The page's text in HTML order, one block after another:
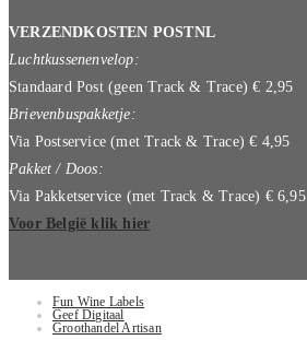
VERZENDKOSTEN POSTNL
Luchtkussenenvelop:
Standaard Post (geen Track & Trace) € 2,95
Brievenbuspakketje:
Via Postservice (met Track & Trace) € 4,95
Pakket / Doos:
Via Pakketservice (met Track & Trace) € 6,95
Voor België klik hier
Fun Wine Labels
Geef Digitaal
Groothandel Artisan